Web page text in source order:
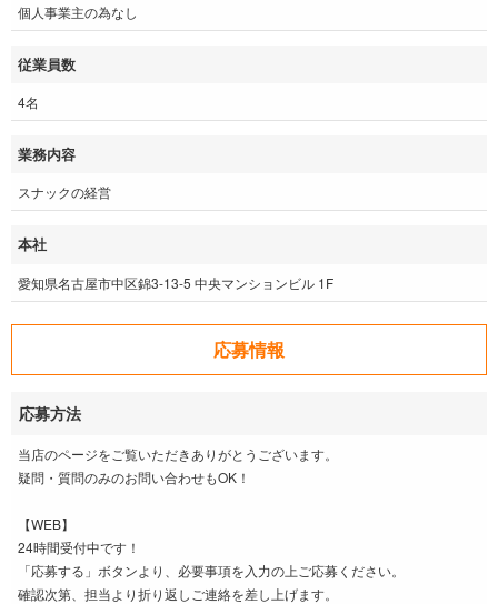
個人事業主の為なし
従業員数
4名
業務内容
スナックの経営
本社
愛知県名古屋市中区錦3-13-5 中央マンションビル 1F
応募情報
応募方法
当店のページをご覧いただきありがとうございます。
疑問・質問のみのお問い合わせもOK！
【WEB】
24時間受付中です！
「応募する」ボタンより、必要事項を入力の上ご応募ください。
確認次第、担当より折り返しご連絡を差し上げます。